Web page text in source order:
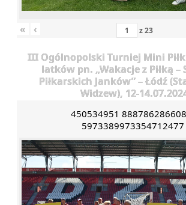
« ‹ z23
III Ogólnopolski Turniej Mini
latków pn. „Wakacje z Piłką –
Piłkarskich Janków” – Łódź
Widzew), 12-
450534951
5973389973354712477